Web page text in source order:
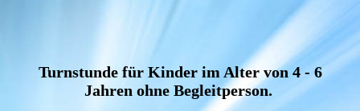
Turnstunde für Kinder im Alter von 4 - 6
Jahren ohne Begleitperson.